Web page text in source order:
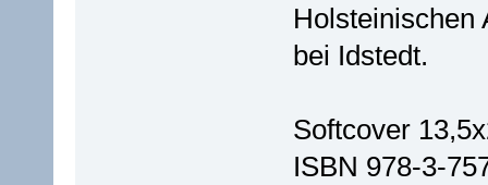
Holsteinischen
bei Idstedt.
Softcover
ISBN 978-3-